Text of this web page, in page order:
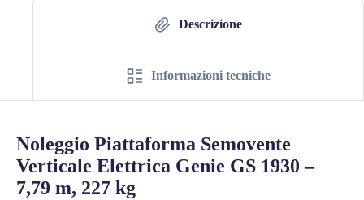
Descrizione
Informazioni tecniche
Noleggio Piattaforma Semovente
Verticale Elettrica Genie GS 1930 –
7,79 m, 227 kg